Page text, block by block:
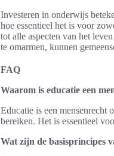
Investeren in onderwijs
hoe essentieel het is voor
tot alle aspecten van het
te omarmen, kunnen
FAQ
Waarom is educatie een
Educatie is een
bereiken. Het is essentieel
Wat zijn de basisprincipes